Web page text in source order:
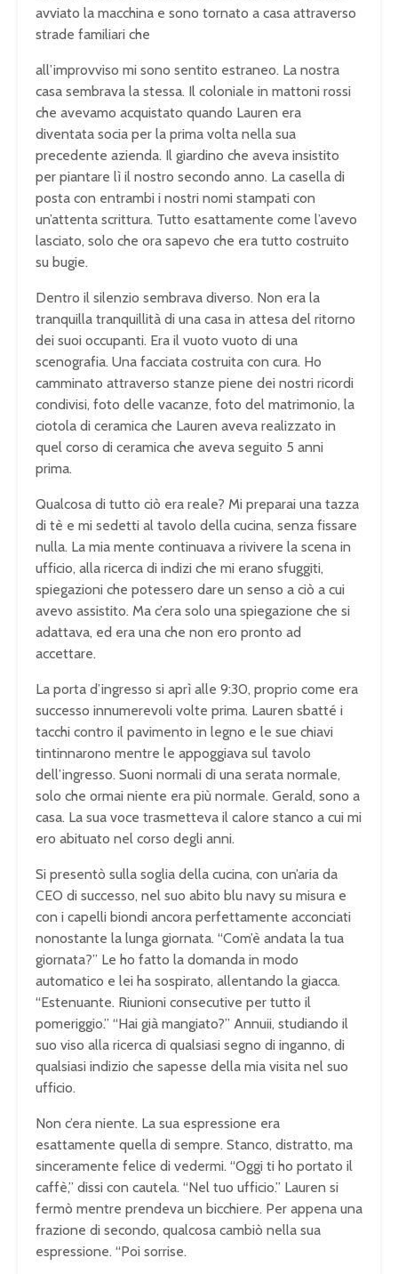
avviato la macchina e sono tornato a casa attraverso
strade familiari che
all’improvviso mi sono sentito estraneo. La nostra
casa sembrava la stessa. Il coloniale in mattoni rossi
che avevamo acquistato quando Lauren era
diventata socia per la prima volta nella sua
precedente azienda. Il giardino che aveva insistito
per piantare lì il nostro secondo anno. La casella di
posta con entrambi i nostri nomi stampati con
un’attenta scrittura. Tutto esattamente come l’avevo
lasciato, solo che ora sapevo che era tutto costruito
su bugie.
Dentro il silenzio sembrava diverso. Non era la
tranquilla tranquillità di una casa in attesa del ritorno
dei suoi occupanti. Era il vuoto vuoto di una
scenografia. Una facciata costruita con cura. Ho
camminato attraverso stanze piene dei nostri ricordi
condivisi, foto delle vacanze, foto del matrimonio, la
ciotola di ceramica che Lauren aveva realizzato in
quel corso di ceramica che aveva seguito 5 anni
prima.
Qualcosa di tutto ciò era reale? Mi preparai una tazza
di tè e mi sedetti al tavolo della cucina, senza fissare
nulla. La mia mente continuava a rivivere la scena in
ufficio, alla ricerca di indizi che mi erano sfuggiti,
spiegazioni che potessero dare un senso a ciò a cui
avevo assistito. Ma c’era solo una spiegazione che si
adattava, ed era una che non ero pronto ad
accettare.
La porta d’ingresso si aprì alle 9:30, proprio come era
successo innumerevoli volte prima. Lauren sbatté i
tacchi contro il pavimento in legno e le sue chiavi
tintinnarono mentre le appoggiava sul tavolo
dell’ingresso. Suoni normali di una serata normale,
solo che ormai niente era più normale. Gerald, sono a
casa. La sua voce trasmetteva il calore stanco a cui mi
ero abituato nel corso degli anni.
Si presentò sulla soglia della cucina, con un’aria da
CEO di successo, nel suo abito blu navy su misura e
con i capelli biondi ancora perfettamente acconciati
nonostante la lunga giornata. “Com’è andata la tua
giornata?” Le ho fatto la domanda in modo
automatico e lei ha sospirato, allentando la giacca.
“Estenuante. Riunioni consecutive per tutto il
pomeriggio.” “Hai già mangiato?” Annuii, studiando il
suo viso alla ricerca di qualsiasi segno di inganno, di
qualsiasi indizio che sapesse della mia visita nel suo
ufficio.
Non c’era niente. La sua espressione era
esattamente quella di sempre. Stanco, distratto, ma
sinceramente felice di vedermi. “Oggi ti ho portato il
caffè,” dissi con cautela. “Nel tuo ufficio.” Lauren si
fermò mentre prendeva un bicchiere. Per appena una
frazione di secondo, qualcosa cambiò nella sua
espressione. “Poi sorrise.